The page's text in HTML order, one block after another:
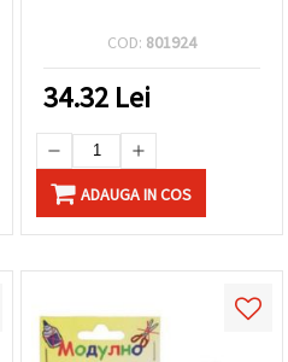
COD: 801924
34.32 Lei
ADAUGA IN COS